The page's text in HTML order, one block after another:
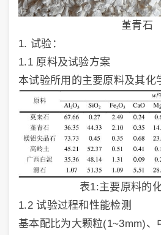
堇青石
1. 试验：
1.1 原料及试验方案
本试验所用的主要原料及其化
表1:主要原料的
1.2 试验过程和性能检测
基本配比为大颗粒(1~3mm)、